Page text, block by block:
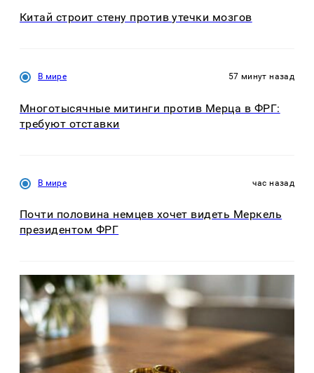
Китай строит стену против утечки мозгов
В мире 57 минут назад
Многотысячные митинги против Мерца в ФРГ:
требуют отставки
В мире час назад
Почти половина немцев хочет видеть Меркель
президентом ФРГ